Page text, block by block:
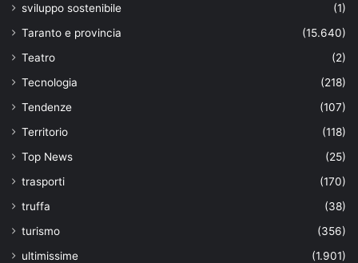
sviluppo sostenibile
(1)
Taranto e provincia
(15.640)
Teatro
(2)
Tecnologia
(218)
Tendenze
(107)
Territorio
(118)
Top News
(25)
trasporti
(170)
truffa
(38)
turismo
(356)
ultimissime
(1.901)